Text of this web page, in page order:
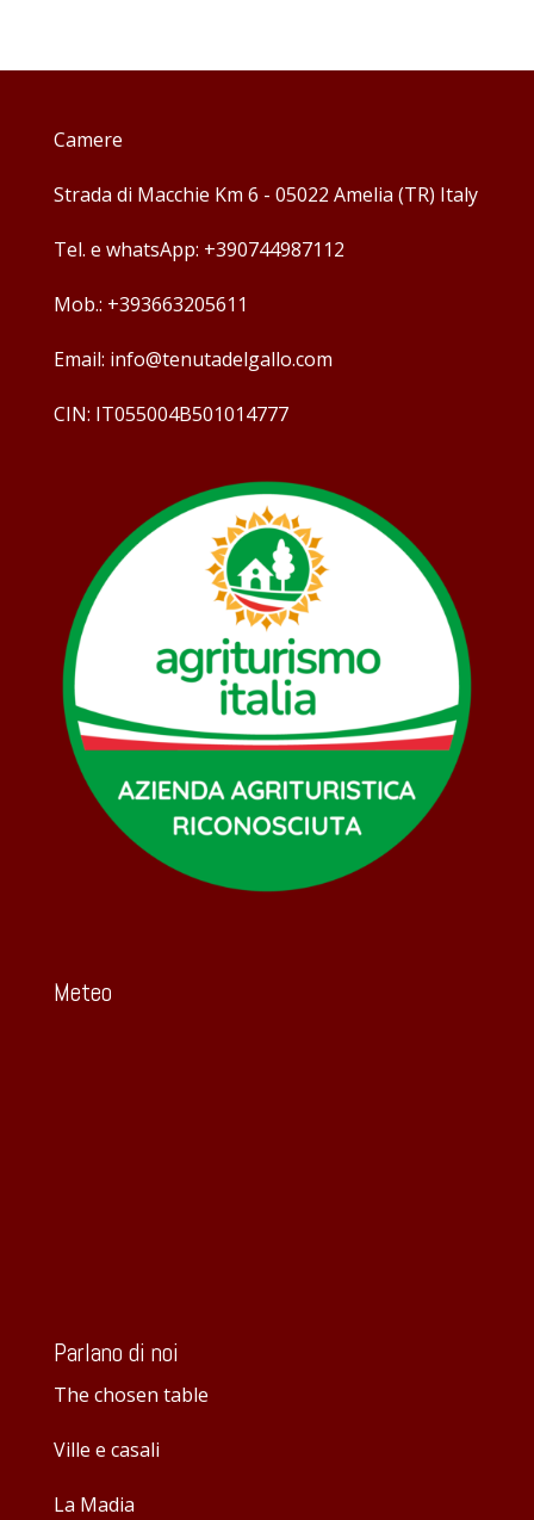
Camere
Strada di Macchie Km 6 - 05022 Amelia (TR) Italy
Tel. e whatsApp: +390744987112
Mob.: +393663205611
Email: info@tenutadelgallo.com
CIN: IT055004B501014777
Meteo
Parlano di noi
The chosen table
Ville e casali
La Madia